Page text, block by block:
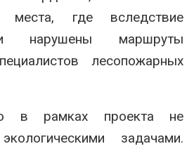
места, где вследствие
нарушены маршруты
лесопожарных
в рамках проекта не
задачами.